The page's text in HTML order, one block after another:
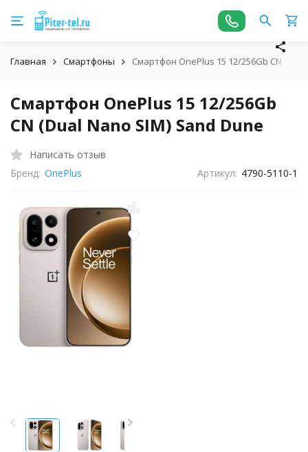
Главная Смартфоны Смартфон OnePlus 15 12/256Gb CN
Смартфон OnePlus 15 12/256Gb
CN (Dual Nano SIM) Sand Dune
Написать отзыв
Бренд: OnePlus Артикул: 4790-5110-1